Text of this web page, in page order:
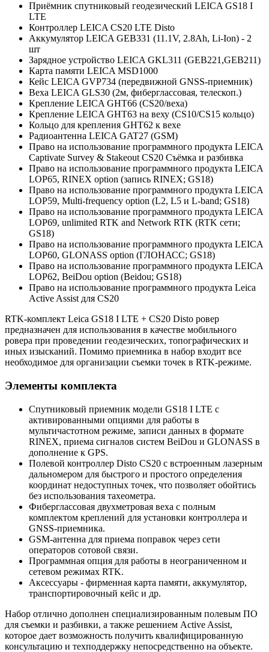
Приёмник спутниковый геодезический LEICA GS18 I
LTE
Контроллер LEICA CS20 LTE Disto
Аккумулятор LEICA GEB331 (11.1V, 2.8Ah, Li-Ion) - 2
шт
Зарядное устройство LEICA GKL311 (GEB221,GEB211)
Карта памяти LEICA MSD1000
Кейс LEICA GVP734 (передвижной GNSS-приемник)
Веха LEICA GLS30 (2м, фиберглассовая, телескоп.)
Крепление LEICA GHT66 (CS20/веха)
Крепление LEICA GHT63 на веху (CS10/CS15 кольцо)
Кольцо для крепления GHT62 к вехе
Радиоантенна LEICA GAT27 (GSM)
Право на использование программного продукта LEICA
Captivate Survey & Stakeout СS20 Съёмка и разбивка
Право на использование программного продукта LEICA
LOP65, RINEX option (запись RINEX; GS18)
Право на использование программного продукта LEICA
LOP59, Multi-frequency option (L2, L5 и L-band; GS18)
Право на использование программного продукта LEICA
LOP69, unlimited RTK and Network RTK (RTK сети;
GS18)
Право на использование программного продукта LEICA
LOP60, GLONASS option (ГЛОНАСС; GS18)
Право на использование программного продукта LEICA
LOP62, BeiDou option (Beidou; GS18)
Право на использование программного продукта Leica
Active Assist для CS20
RTK-комплект Leica GS18 I LTE + CS20 Disto ровер
предназначен для использования в качестве мобильного
ровера при проведении геодезических, топографических и
иных изысканий. Помимо приемника в набор входит все
необходимое для организации съемки точек в RTK-режиме.
Элементы комплекта
Спутниковый приемник модели GS18 I LTE с
активированными опциями для работы в
мультичастотном режиме, записи данных в формате
RINEX, приема сигналов систем BeiDou и GLONASS в
дополнение к GPS.
Полевой контроллер Disto CS20 с встроенным лазерным
дальномером для быстрого и простого определения
координат недоступных точек, что позволяет обойтись
без использования тахеометра.
Фиберглассовая двухметровая веха с полным
комплектом креплений для установки контроллера и
GNSS-приемника.
GSM-антенна для приема поправок через сети
операторов сотовой связи.
Программная опция для работы в неограниченном и
сетевом режимах RTK.
Аксессуары - фирменная карта памяти, аккумулятор,
транспортировочный кейс и др.
Набор отлично дополнен специализированным полевым ПО
для съемки и разбивки, а также решением Active Assist,
которое дает возможность получить квалифицированную
консультацию и техподдержку непосредственно на объекте.